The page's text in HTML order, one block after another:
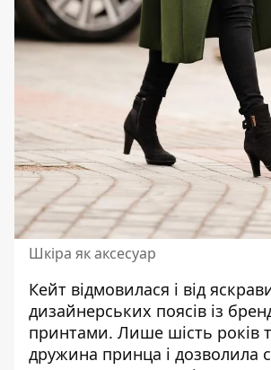
Шкіра як аксесуар
Кейт відмовилася і від
дизайнерських поясів із
принтами. Лише шість років
дружина принца і дозволила